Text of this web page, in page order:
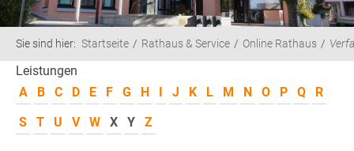
Sie sind hier: Startseite Rathaus & Service Online Rathaus
Leistungen
A
B C D E F G H I J K L M N O P Q
R
S
T U V W X Y Z